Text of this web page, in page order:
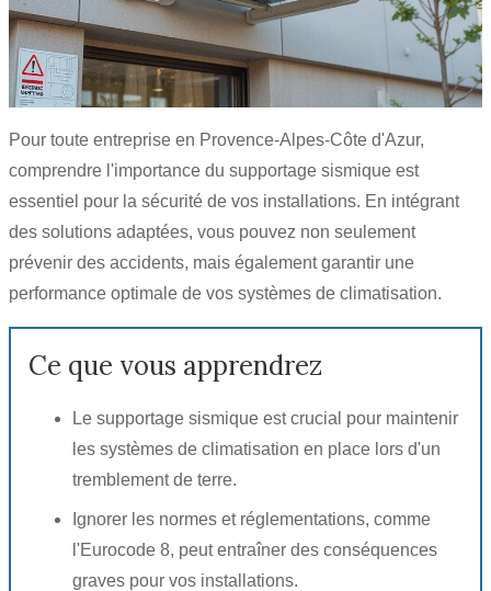
Pour toute entreprise en Provence-Alpes-Côte d'Azur,
comprendre l'importance du supportage sismique est
essentiel pour la sécurité de vos installations. En intégrant
des solutions adaptées, vous pouvez non seulement
prévenir des accidents, mais également garantir une
performance optimale de vos systèmes de climatisation.
Ce que vous apprendrez
Le supportage sismique est crucial pour maintenir
les systèmes de climatisation en place lors d'un
tremblement de terre.
Ignorer les normes et réglementations, comme
l'Eurocode 8, peut entraîner des conséquences
graves pour vos installations.